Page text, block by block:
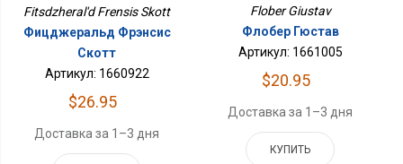
Fitsdzheral'd Frensis Skott
Фицджеральд Фрэнсис
Скотт
Артикул: 1660922
$26.95
Доставка за 1–3 дня
Flober Giustav
Флобер Гюстав
Артикул: 1661005
$20.95
Доставка за 1–3 дня
КУПИТЬ